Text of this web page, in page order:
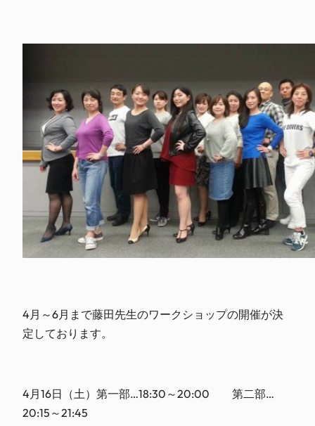
4月～6月まで藤田先生のワークショップの開催が決
定しております。
4月16日（土）第一部…18:30～20:00 第二部…
20:15～21:45